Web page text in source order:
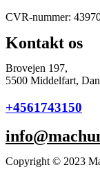
CVR-nummer:
Kontakt os
Brovejen 197,
5500 Middelfart,
+4561743150
Copyright © 2023